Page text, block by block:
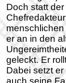
Doch statt
er an in den
geleckt. Er
Dabei setzt
auch seine